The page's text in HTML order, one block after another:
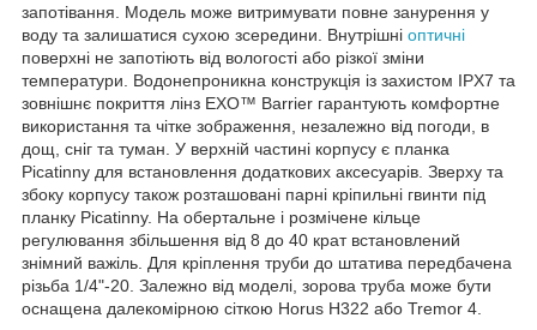
запотівання. Модель може витримувати повне занурення у
воду та залишатися сухою зсередини. Внутрішні оптичні
поверхні не запотіють від вологості або різкої зміни
температури. Водонепроникна конструкція із захистом IPX7 та
зовнішнє покриття лінз EXO™ Barrier гарантують комфортне
використання та чітке зображення, незалежно від погоди, в
дощ, сніг та туман. У верхній частині корпусу є планка
Picatinny для встановлення додаткових аксесуарів. Зверху та
збоку корпусу також розташовані парні кріпильні гвинти під
планку Picatinny. На обертальне і розмічене кільце
регулювання збільшення від 8 до 40 крат встановлений
знімний важіль. Для кріплення труби до штатива передбачена
різьба 1/4"-20. Залежно від моделі, зорова труба може бути
оснащена далекомірною сіткою Horus H322 або Tremor 4.